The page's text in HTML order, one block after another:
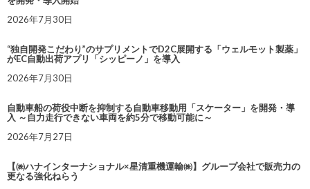
2026年7月30日
“独自開発こだわり”のサプリメントでD2C展開する「ウェルモット製薬」
がEC自動出荷アプリ「シッピーノ」を導入
2026年7月30日
自動車船の荷役中断を抑制する自動車移動用「スケーター」を開発・導
入 ～自力走行できない車両を約5分で移動可能に～
2026年7月27日
【㈱ハナインターナショナル×星清重機運輸㈱】グループ会社で販売力の
更なる強化ねらう